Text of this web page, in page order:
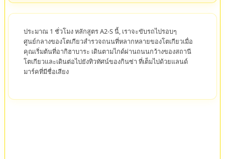
ประมาณ 1 ชั่วโมง หลักสูตร A2-S นี้, เราจะขับรถไปรอบๆ
ศูนย์กลางของโตเกียวสำรวจถนนที่หลากหลายของโตเกียวเมื่อ
คุณเริ่มต้นที่อากิฮาบาระ เดินตามไกด์ผ่านถนนกว้างของสถานี
โตเกียวและเดินต่อไปยังทิวทัศน์ของกินซ่า ที่เต็มไปด้วยแลนด์
มาร์คที่มีชื่อเสียง